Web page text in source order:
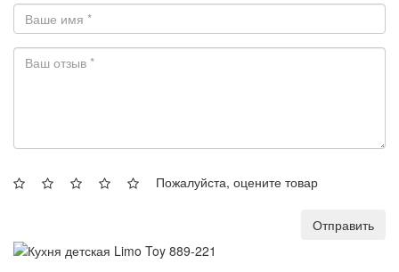
Пожалуйста, оцените товар
Отправить